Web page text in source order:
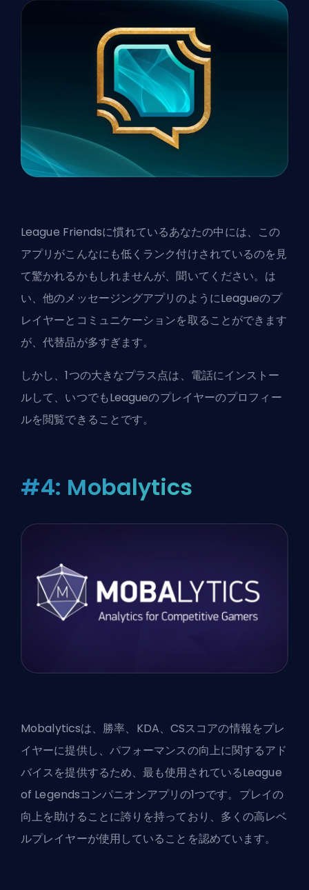
League Friendsに慣れているあなたの中には、この
アプリがこんなにも低くランク付けされているのを見
て驚かれるかもしれませんが、聞いてください。は
い、他のメッセージングアプリのようにLeagueのプ
レイヤーとコミュニケーションを取ることができます
が、代替品が多すぎます。
しかし、1つの大きなプラス点は、電話にインストー
ルして、いつでもLeagueのプレイヤーのプロフィー
ルを閲覧できることです。
#4: Mobalytics
Mobalyticsは、勝率、KDA、CSスコアの情報をプレ
イヤーに提供し、パフォーマンスの向上に関するアド
バイスを提供するため、最も使用されているLeague
of Legendsコンパニオンアプリの1つです。プレイの
向上を助けることに誇りを持っており、多くの高レベ
ルプレイヤーが使用していることを認めています。